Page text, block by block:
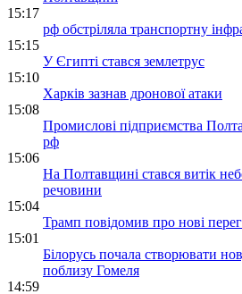
15:17
рф обстріляла транспортну
15:15
У Єгипті стався землетрус
15:10
Харків зазнав дронової атаки
15:08
Промислові підприємства
рф
15:06
На Полтавщині стався витік
речовини
15:04
Трамп повідомив про нові
15:01
Білорусь почала створювати
поблизу Гомеля
14:59